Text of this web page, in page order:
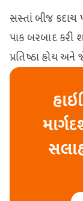
સસ્તાં બીજ
પાક બરબાદ કરી
પ્રતિષ્ઠા હોય